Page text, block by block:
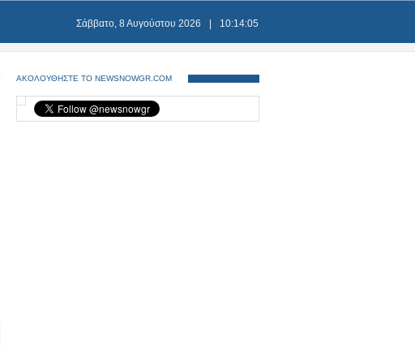
Σάββατο, 8 Αυγούστου 2026 10:14:06
ΑΚΟΛΟΥΘΗΣΤΕ ΤΟ NEWSNOWGR.COM